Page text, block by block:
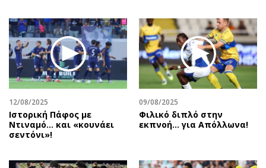
Οικονομία
Real Estate
Επιχειρήσεις
Αγορές
Money Review
AstroBank Properties
Trends
Ενέργεια
Ναυτιλία
Πολιτική
Οικονομία
Γενικά
Αναδρομές
Πρόσωπα
Περιβάλλον
Good Life
Showbiz
12/08/2025
Ιστορική Πάφος με
Ντιναμό… και «κουνάει
σεντόνι»!
09/08/2025
Φιλικό διπλό στην
εκπνοή… για Απόλλωνα!